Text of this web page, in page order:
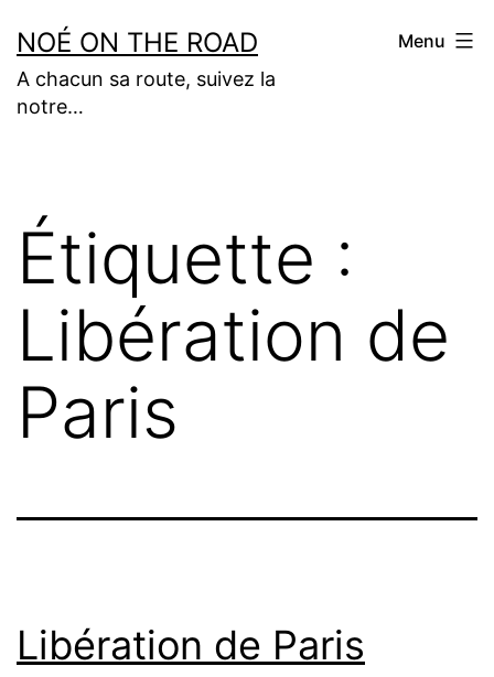
au
contenu
NOÉ ON THE ROAD
A chacun sa route, suivez la
notre…
Menu
Étiquette :
Libération de
Paris
Libération de Paris